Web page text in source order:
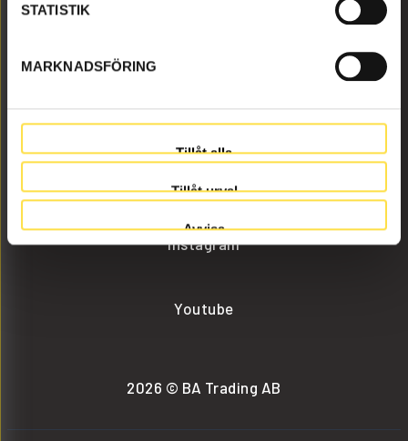
STATISTIK
MARKNADSFÖRING
Tillåt alla
Tillåt urval
Avvisa
info@batrading.se
+46 (0) 152-32500
Instagram
Youtube
2026 © BA Trading AB